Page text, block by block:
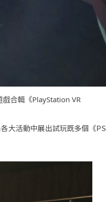
戲合輯《PlayStation VR
大活動中展出試玩既多個《PS